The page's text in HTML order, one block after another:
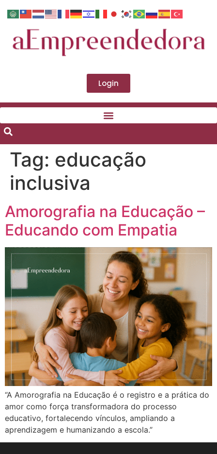
Login
Tag: educação
inclusiva
Amorografia na Educação –
Educando com Empatia
“A Amorografia na Educação é o registro e a prática do
amor como força transformadora do processo
educativo, fortalecendo vínculos, ampliando a
aprendizagem e humanizando a escola.”